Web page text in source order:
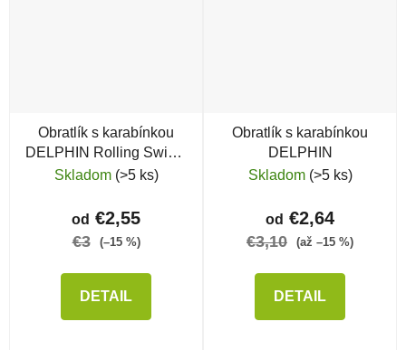
Obratlík s karabínkou
DELPHIN Rolling Swivel
with Micro Snap
Skladom (>5 ks)
od €2,55
€3 (–15 %)
DETAIL
Obratlík s karabínkou
DELPHIN
Skladom (>5 ks)
od €2,64
€3,10 (až –15 %)
DETAIL